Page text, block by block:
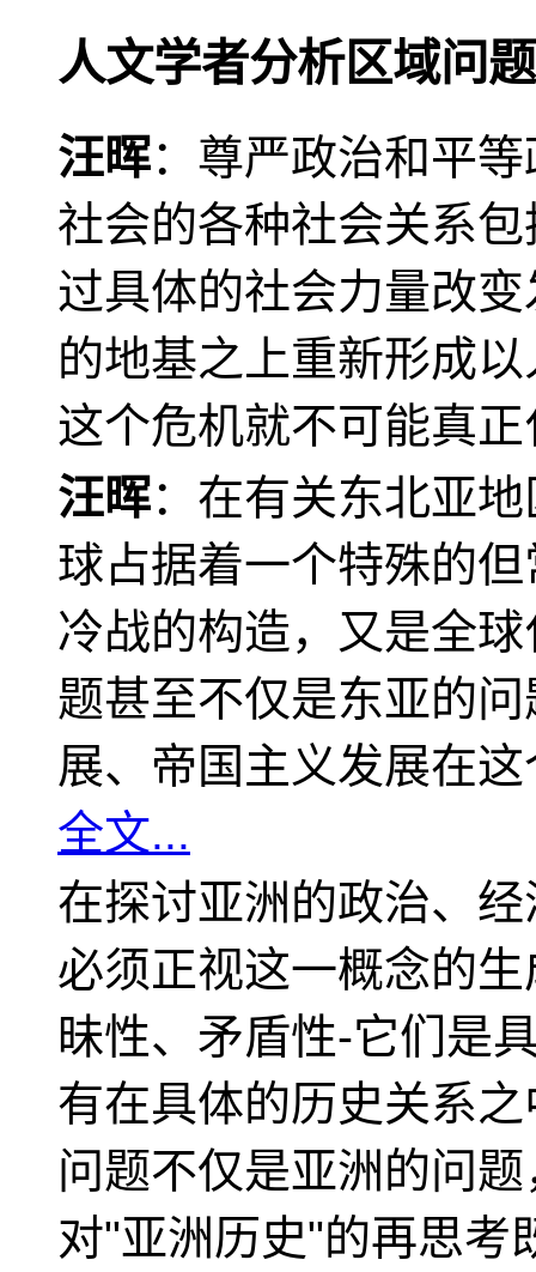
人文学者分析区域问题
汪晖：尊严政治和平
社会的各种社会关系
过具体的社会力量改
的地基之上重新形成
这个危机就不可能真
汪晖：在有关东北亚
球占据着一个特殊的
冷战的构造，又是全
题甚至不仅是东亚的
展、帝国主义发展在
全文...
在探讨亚洲的政治、
必须正视这一概念的
昧性、矛盾性-它们是
有在具体的历史关系
问题不仅是亚洲的问
对"亚洲历史"的再思考